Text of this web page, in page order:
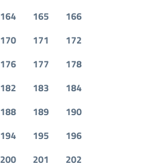
164 165
166
170 171
172
176 177
178
182 183
184
188 189
190
194 195
196
200 201
202